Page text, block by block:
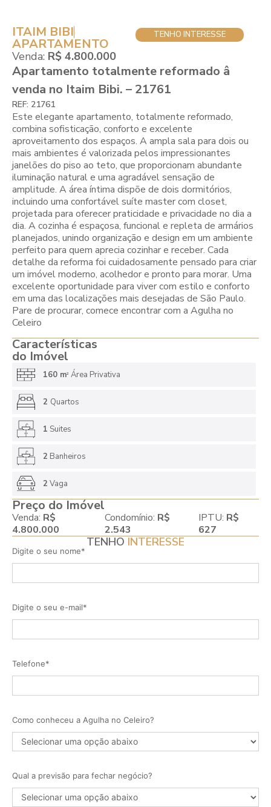
ITAIM BIBI
APARTAMENTO
Venda: R$ 4.800.000
TENHO INTERESSE
Apartamento totalmente reformado â
venda no Itaim Bibi. – 21761
REF: 21761
Este elegante apartamento, totalmente reformado,
combina sofisticação, conforto e excelente
aproveitamento dos espaços. A ampla sala para dois ou
mais ambientes é valorizada pelos impressionantes
janelões do piso ao teto, que proporcionam abundante
iluminação natural e uma agradável sensação de
amplitude. A área íntima dispõe de dois dormitórios,
incluindo uma confortável suíte master com closet,
projetada para oferecer praticidade e privacidade no dia a
dia. A cozinha é espaçosa, funcional e repleta de armários
planejados, unindo organização e design em um ambiente
perfeito para quem aprecia cozinhar e receber. Cada
detalhe da reforma foi cuidadosamente pensado para criar
um imóvel moderno, acolhedor e pronto para morar. Uma
excelente oportunidade para viver com estilo e conforto
em uma das localizações mais desejadas de São Paulo.
Pare de procurar, comece encontrar com a Agulha no
Celeiro
Características
do Imóvel
160 m2 Área Privativa
2 Quartos
1 Suites
2 Banheiros
2 Vaga
Preço do Imóvel
Venda: R$
4.800.000
Condomínio: R$
2.543
IPTU: R$
627
TENHO INTERESSE
Digite o seu nome*
Digite o seu e-mail*
Telefone*
Como conheceu a Agulha no Celeiro?
Qual a previsão para fechar negócio?